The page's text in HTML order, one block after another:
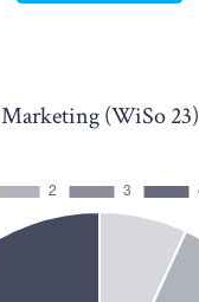
Marketing (WiSo 23)